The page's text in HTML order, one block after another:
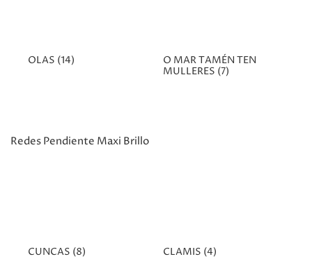
Redes Pendiente Maxi Brillo
OLAS (14)
O MAR TAMÉN TEN
MULLERES (7)
CUNCAS (8) CLAMIS (4)